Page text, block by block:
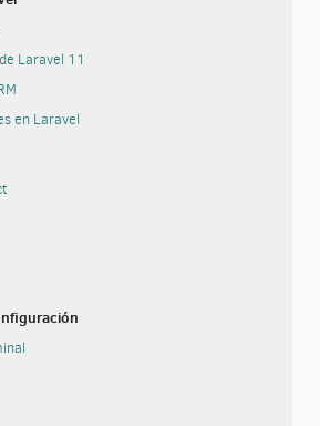
Laravel 11
en Laravel